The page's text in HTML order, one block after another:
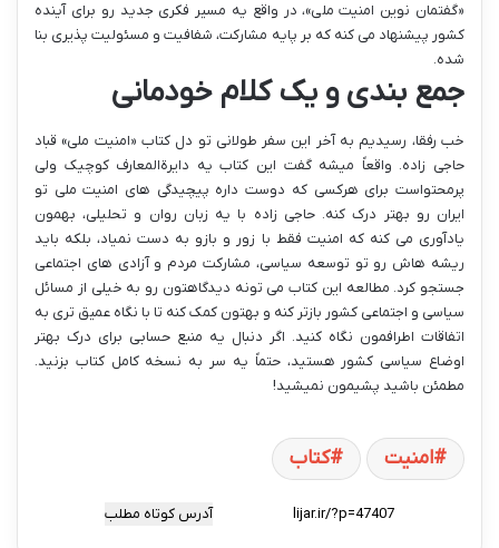
«گفتمان نوین امنیت ملی»، در واقع یه مسیر فکری جدید رو برای آینده
کشور پیشنهاد می کنه که بر پایه مشارکت، شفافیت و مسئولیت پذیری بنا
شده.
جمع بندی و یک کلام خودمانی
خب رفقا، رسیدیم به آخر این سفر طولانی تو دل کتاب «امنیت ملی» قباد
حاجی زاده. واقعاً میشه گفت این کتاب یه دایرةالمعارف کوچیک ولی
پرمحتواست برای هرکسی که دوست داره پیچیدگی های امنیت ملی تو
ایران رو بهتر درک کنه. حاجی زاده با یه زبان روان و تحلیلی، بهمون
یادآوری می کنه که امنیت فقط با زور و بازو به دست نمیاد، بلکه باید
ریشه هاش رو تو توسعه سیاسی، مشارکت مردم و آزادی های اجتماعی
جستجو کرد. مطالعه این کتاب می تونه دیدگاهتون رو به خیلی از مسائل
سیاسی و اجتماعی کشور بازتر کنه و بهتون کمک کنه تا با نگاه عمیق تری به
اتفاقات اطرافمون نگاه کنید. اگر دنبال یه منبع حسابی برای درک بهتر
اوضاع سیاسی کشور هستید، حتماً یه سر به نسخه کامل کتاب بزنید.
مطمئن باشید پشیمون نمیشید!
امنیت کتاب
آدرس کوتاه مطلب